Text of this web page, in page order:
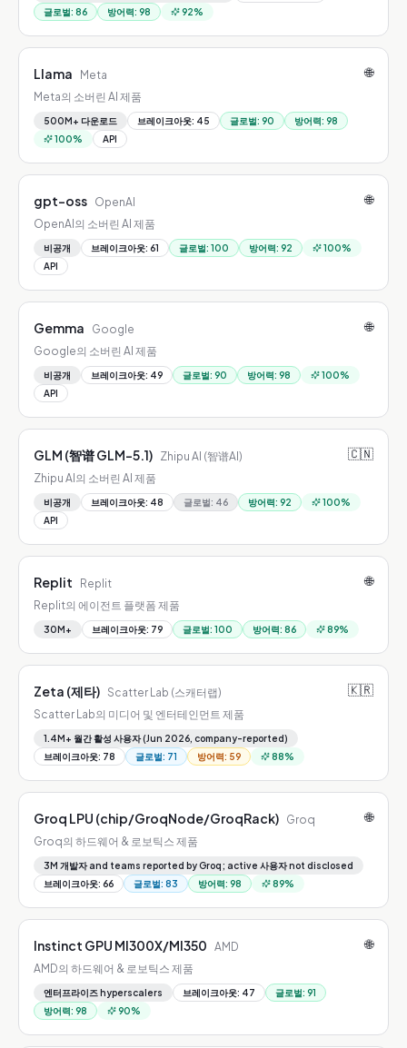
글로벌: 86 방어력: 98 92%
Llama Meta 🌐
Meta의 소버린 AI 제품
500M+ 다운로드 브레이크아웃: 45 글로벌: 90 방어력: 98
100% API
gpt-oss OpenAI 🌐
OpenAI의 소버린 AI 제품
비공개 브레이크아웃: 61 글로벌: 100 방어력: 92 100%
API
Gemma Google 🌐
Google의 소버린 AI 제품
비공개 브레이크아웃: 49 글로벌: 90 방어력: 98 100%
API
GLM (智谱 GLM-5.1) Zhipu AI (智谱AI) 🇨🇳
Zhipu AI의 소버린 AI 제품
비공개 브레이크아웃: 48 글로벌: 46 방어력: 92 100%
API
Replit Replit 🌐
Replit의 에이전트 플랫폼 제품
30M+ 브레이크아웃: 79 글로벌: 100 방어력: 86 89%
Zeta (제타) Scatter Lab (스캐터랩) 🇰🇷
Scatter Lab의 미디어 및 엔터테인먼트 제품
1.4M+ 월간 활성 사용자 (Jun 2026, company-reported)
브레이크아웃: 78 글로벌: 71 방어력: 59 88%
Groq LPU (chip/GroqNode/GroqRack) Groq 🌐
Groq의 하드웨어 & 로보틱스 제품
3M 개발자 and teams reported by Groq; active 사용자 not disclosed
브레이크아웃: 66 글로벌: 83 방어력: 98 89%
Instinct GPU MI300X/MI350 AMD 🌐
AMD의 하드웨어 & 로보틱스 제품
엔터프라이즈 hyperscalers 브레이크아웃: 47 글로벌: 91
방어력: 98 90%